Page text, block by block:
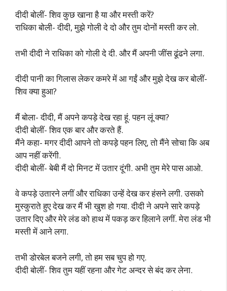
दीदी बोलीं- शिव कुछ खाना है या और मस्ती करें?
राधिका बोली- दीदी, मुझे गोली दे दो और तुम दोनों मस्ती कर लो.
तभी दीदी ने राधिका को गोली दे दी. और मैं अपनी जींस ढूंढने लगा.
दीदी पानी का गिलास लेकर कमरे में आ गईं और मुझे देख कर बोलीं-
शिव क्या हुआ?
मैं बोला- दीदी, मैं अपने कपड़े देख रहा हूं. पहन लूं क्या?
दीदी बोलीं- शिव एक बार और करते हैं.
मैंने कहा- मगर दीदी आपने तो कपड़े पहन लिए, तो मैंने सोचा कि अब
आप नहीं करेंगी.
दीदी बोलीं- बेबी मैं दो मिनट में उतार दूंगी. अभी तुम मेरे पास आओ.
वे कपड़े उतारने लगीं और राधिका उन्हें देख कर हंसने लगी. उसको
मुस्कुराते हुए देख कर मैं भी खुश हो गया. दीदी ने अपने सारे कपड़े
उतार दिए और मेरे लंड को हाथ में पकड़ कर हिलाने लगीं. मेरा लंड भी
मस्ती में आने लगा.
तभी डोरबेल बजने लगी, तो हम सब चुप हो गए.
दीदी बोलीं- शिव तुम यहीं रहना और गेट अन्दर से बंद कर लेना.